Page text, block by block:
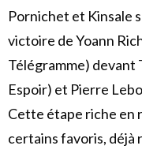
Pornichet et Kinsale
victoire de Yoann
Télégramme) devant
Espoir) et Pierre
Cette étape riche en
certains favoris, déjà